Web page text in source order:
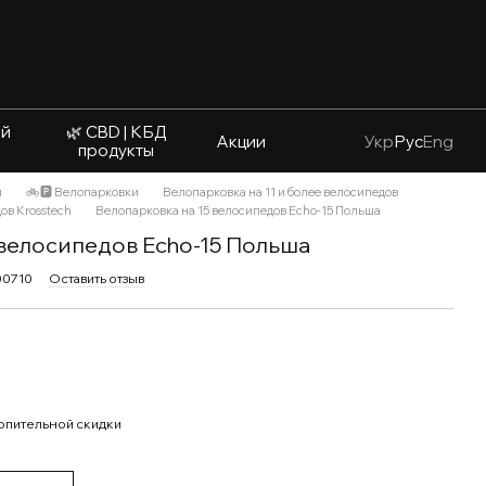
🌿 CBD | КБД
продукты
Акции УкрРусEng
🚲🅿️ Велопарковки
Велопарковка на 11 и более велосипедов
Krosstech
Велопарковка на 15 велосипедов Echo-15 Польша
Echo-15 Польша
Оставить отзыв
скидки